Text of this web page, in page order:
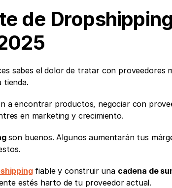
de
sabes el dolor de tratar con proveedores
tienda.
a encontrar productos, negociar con
en marketing y crecimiento.
son buenos. Algunos aumentarán tus
fiable y construir una cadena de
estés harto de tu proveedor actual.